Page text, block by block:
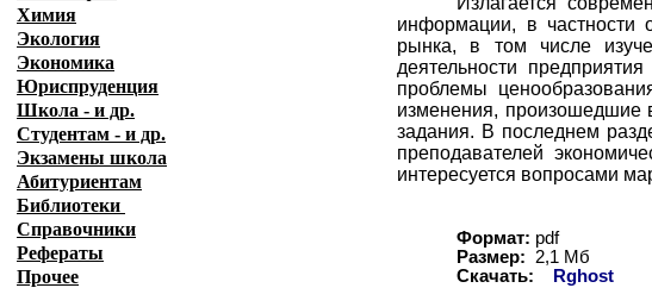
информации, в частности
рынка, в том числе
деятельности
проблемы
изменения, произошедшие
задания. В последнем
преподавателей
интересуется вопросами
Формат: pdf
Размер:
2,1 Мб
Скачать:
Rghost
Химия
Экология
Экономика
Юриспруденция
Школа - и др.
Студентам - и др.
Экзамены школа
Абитуриентам
Библиотеки
Справочники
Рефераты
Прочее